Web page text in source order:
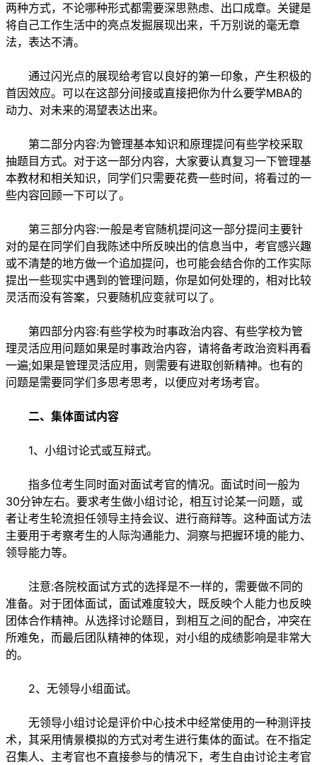
两种方式，不论哪种形式都需要深思熟虑、出口成章。关键是
将自己工作生活中的亮点发掘展现出来，千万别说的毫无章
法，表达不清。
通过闪光点的展现给考官以良好的第一印象，产生积极的
首因效应。可以在这部分间接或直接把你为什么要学MBA的
动力、对未来的渴望表达出来。
第二部分内容:为管理基本知识和原理提问有些学校采取
抽题目方式。对于这一部分内容，大家要认真复习一下管理基
本教材和相关知识，同学们只需要花费一些时间，将看过的一
些内容回顾一下可以了。
第三部分内容:一般是考官随机提问这一部分提问主要针
对的是在同学们自我陈述中所反映出的信息当中，考官感兴趣
或不清楚的地方做一个追加提问，也可能会结合你的工作实际
提出一些现实中遇到的管理问题，你是如何处理的，相对比较
灵活而没有答案，只要随机应变就可以了。
第四部分内容:有些学校为时事政治内容、有些学校为管
理灵活应用问题如果是时事政治内容，请将备考政治资料再看
一遍;如果是管理灵活应用，则需要有进取创新精神。也有的
问题是需要同学们多思考思考，以便应对考场考官。
二、集体面试内容
1、小组讨论式或互辩式。
指多位考生同时面对面试考官的情况。面试时间一般为
30分钟左右。要求考生做小组讨论，相互讨论某一问题，或
者让考生轮流担任领导主持会议、进行商辩等。这种面试方法
主要用于考察考生的人际沟通能力、洞察与把握环境的能力、
领导能力等。
注意:各院校面试方式的选择是不一样的，需要做不同的
准备。对于团体面试，面试难度较大，既反映个人能力也反映
团体合作精神。从选择讨论题目，到相互之间的配合，冲突在
所难免，而最后团队精神的体现，对小组的成绩影响是非常大
的。
2、无领导小组面试。
无领导小组讨论是评价中心技术中经常使用的一种测评技
术，其采用情景模拟的方式对考生进行集体的面试。在不指定
召集人、主考官也不直接参与的情况下，考生自由讨论主考官